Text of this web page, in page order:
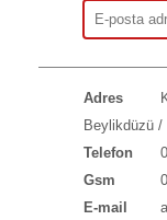
Adres
Beylikdüzü /
Telefon
Gsm
E-mail